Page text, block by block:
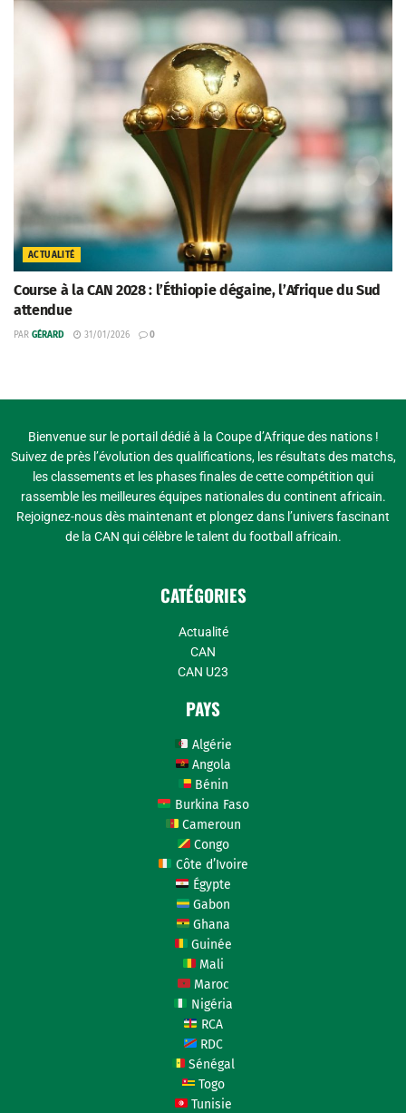
ACTUALITÉ
Course à la CAN 2028 : l’Éthiopie dégaine, l’Afrique du Sud
attendue
PAR GÉRARD 31/01/2026 0
Bienvenue sur le portail dédié à la Coupe d’Afrique des nations !
Suivez de près l’évolution des qualifications, les résultats des matchs,
les classements et les phases finales de cette compétition qui
rassemble les meilleures équipes nationales du continent africain.
Rejoignez-nous dès maintenant et plongez dans l’univers fascinant
de la CAN qui célèbre le talent du football africain.
CATÉGORIES
Actualité
CAN
CAN U23
PAYS
Algérie
Angola
Bénin
Burkina Faso
Cameroun
Congo
Côte d’Ivoire
Égypte
Gabon
Ghana
Guinée
Mali
Maroc
Nigéria
RCA
RDC
Sénégal
Togo
Tunisie